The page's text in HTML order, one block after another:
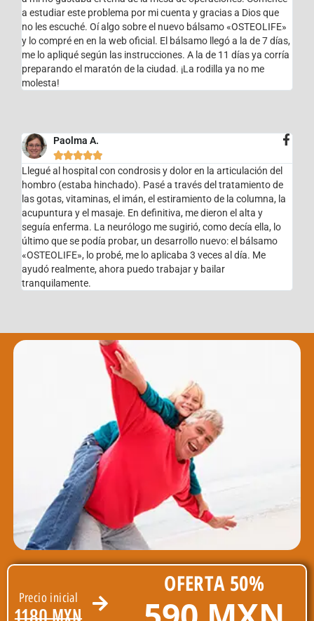
a estudiar este problema por mi cuenta y gracias a Dios que
no les escuché. Oí algo sobre el nuevo bálsamo «OSTEOLIFE»
y lo compré en en la web oficial. El bálsamo llegó a la de 7 días,
me lo apliqué según las instrucciones. A la de 11 días ya corría
preparando el maratón de la ciudad. ¡La rodilla ya no me
molesta!
Paolma A.

Llegué al hospital con condrosis y dolor en la articulación del
hombro (estaba hinchado). Pasé a través del tratamiento de
las gotas, vitaminas, el imán, el estiramiento de la columna, la
acupuntura y el masaje. En definitiva, me dieron el alta y
seguía enferma. La neurólogo me sugirió, como decía ella, lo
último que se podía probar, un desarrollo nuevo: el bálsamo
«OSTEOLIFE», lo probé, me lo aplicaba 3 veces al día. Me
ayudó realmente, ahora puedo trabajar y bailar
tranquilamente.
Precio inicial
OFERTA 50%